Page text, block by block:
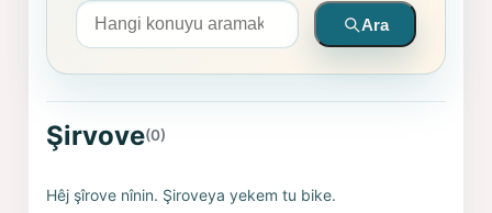
Arama yapın
Ara
Şirvove(0)
Hêj şîrove nînin. Şiroveya yekem tu bike.